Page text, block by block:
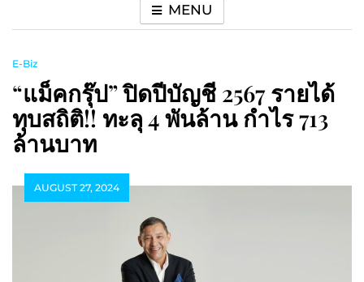
MENU
E-Biz
“แม็คกรุ๊ป” ปิดปีบัญชี 2567 รายได้
ทุบสถิติ!! ทะลุ 4 พันล้าน กำไร 713
ล้านบาท
AUGUST 27, 2024